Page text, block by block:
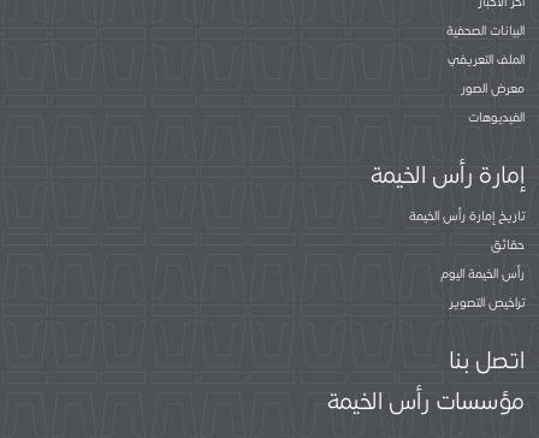
البيانات الصحفية
الملف التعريفي
معرض الصور
الفيديوهات
إمارة رأس الخيمة
تاريخ إمارة رأس الخيمة
حقائق
رأس الخيمة اليوم
تراخيص التصوير
اتصل بنا
مؤسسات رأس الخيمة